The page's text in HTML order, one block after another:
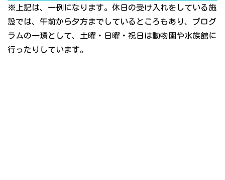
※上記は、一例になります。休日の受け入れをしている施
設では、午前から夕方までしているところもあり、プログ
ラムの一環として、土曜・日曜・祝日は動物園や水族館に
行ったりしています。